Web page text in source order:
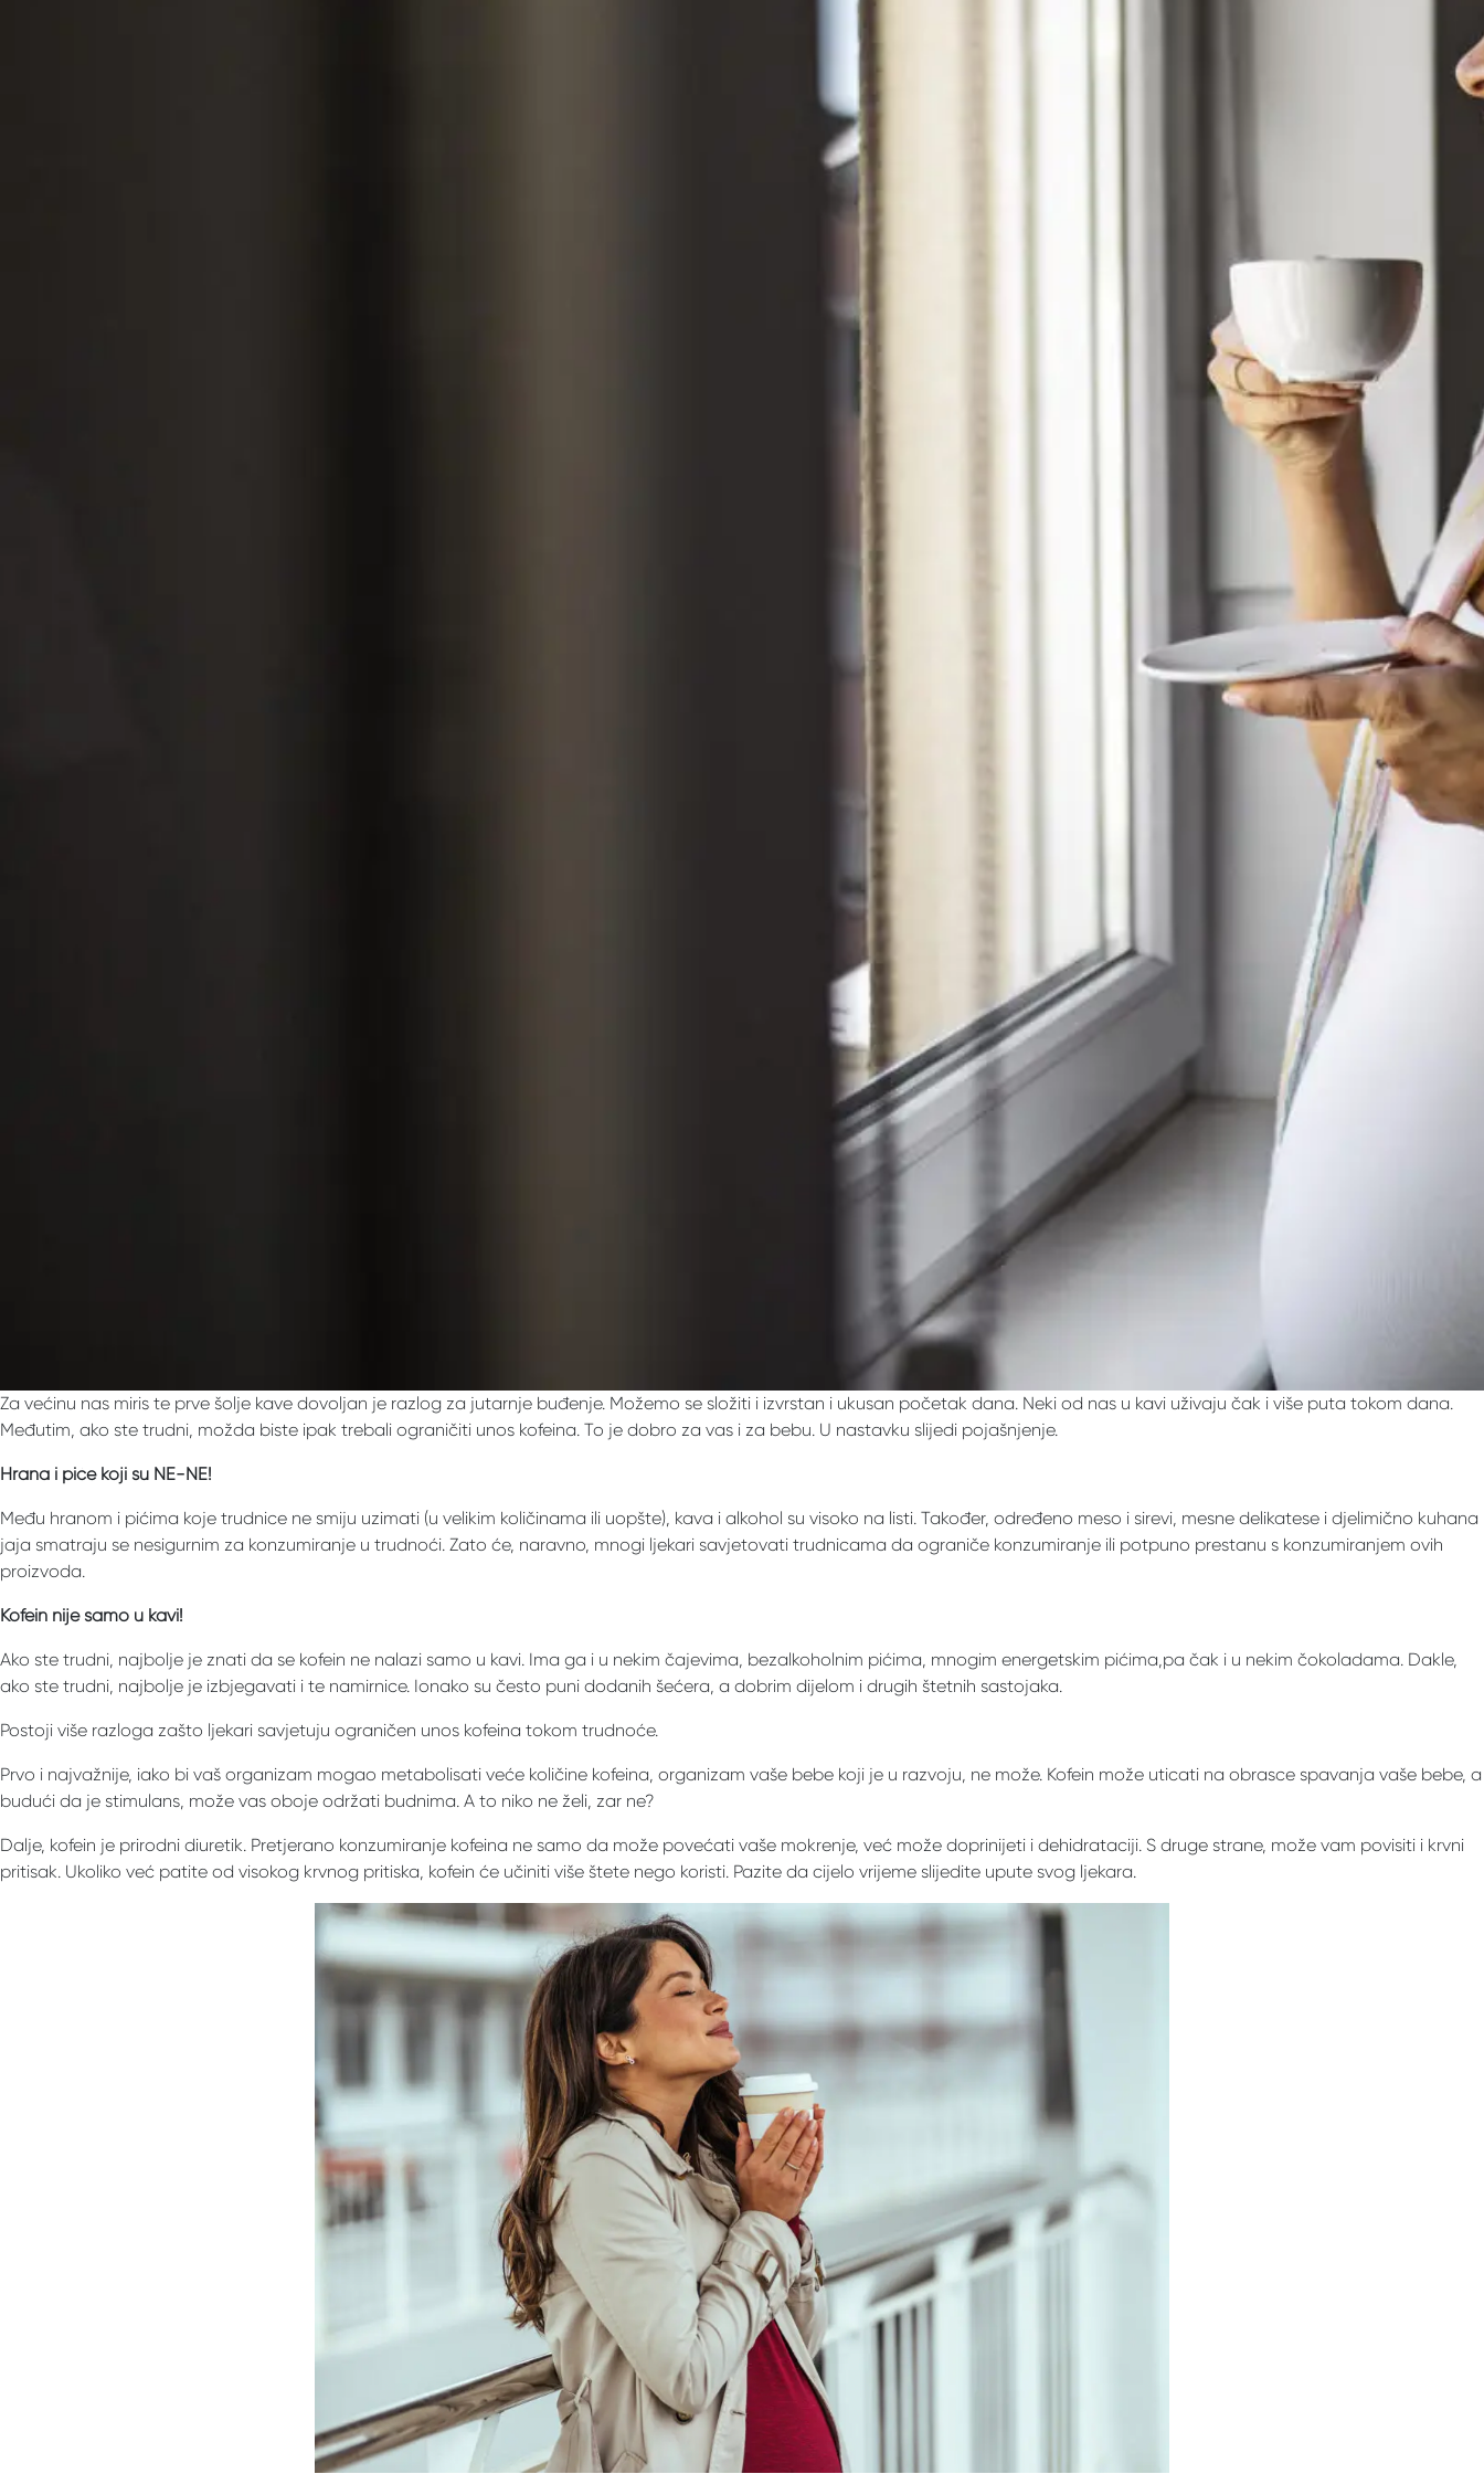
Za većinu nas miris te prve šolje kave dovoljan je razlog za jutarnje buđenje. Možemo se složiti i izvrstan i ukusan početak dana. Neki od nas u kavi uživaju čak i više puta tokom dana.
Međutim, ako ste trudni, možda biste ipak trebali ograničiti unos kofeina. To je dobro za vas i za bebu. U nastavku slijedi pojašnjenje.
Hrana i piće koji su NE-NE!
Među hranom i pićima koje trudnice ne smiju uzimati (u velikim količinama ili uopšte), kava i alkohol su visoko na listi. Također, određeno meso i sirevi, mesne delikatese i djelimično kuhana
jaja smatraju se nesigurnim za konzumiranje u trudnoći. Zato će, naravno, mnogi ljekari savjetovati trudnicama da ograniče konzumiranje ili potpuno prestanu s konzumiranjem ovih
proizvoda.
Kofein nije samo u kavi!
Ako ste trudni, najbolje je znati da se kofein ne nalazi samo u kavi. Ima ga i u nekim čajevima, bezalkoholnim pićima, mnogim energetskim pićima,pa čak i u nekim čokoladama. Dakle,
ako ste trudni, najbolje je izbjegavati i te namirnice. Ionako su često puni dodanih šećera, a dobrim dijelom i drugih štetnih sastojaka.
Postoji više razloga zašto ljekari savjetuju ograničen unos kofeina tokom trudnoće.
Prvo i najvažnije, iako bi vaš organizam mogao metabolisati veće količine kofeina, organizam vaše bebe koji je u razvoju, ne može. Kofein može uticati na obrasce spavanja vaše bebe, a
budući da je stimulans, može vas oboje održati budnima. A to niko ne želi, zar ne?
Dalje, kofein je prirodni diuretik. Pretjerano konzumiranje kofeina ne samo da može povećati vaše mokrenje, već može doprinijeti i dehidrataciji. S druge strane, može vam povisiti i krvni
pritisak. Ukoliko već patite od visokog krvnog pritiska, kofein će učiniti više štete nego koristi. Pazite da cijelo vrijeme slijedite upute svog ljekara.